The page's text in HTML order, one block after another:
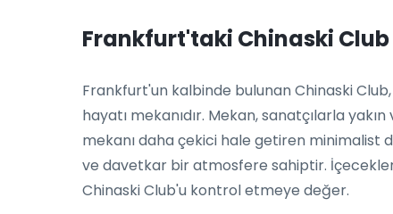
Frankfurt'taki Chinaski
Frankfurt'un kalbinde bulunan Chinaski
hayatı mekanıdır. Mekan, sanatçılarla
mekanı daha çekici hale getiren minimalist
ve davetkar bir atmosfere sahiptir.
Chinaski Club'u kontrol etmeye değer.